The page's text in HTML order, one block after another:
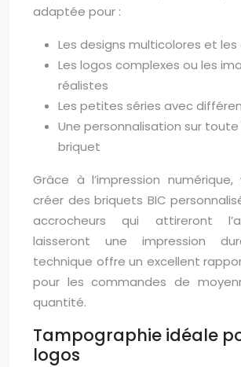
adaptée pour :
Les designs multicolores et
Les logos complexes ou les
réalistes
Les petites séries avec
Une personnalisation sur
briquet
Grâce à l’impression
créer des briquets BIC
accrocheurs qui attireront
laisseront une impression
technique offre un excellent
pour les commandes de
quantité.
Tampographie idéale
logos